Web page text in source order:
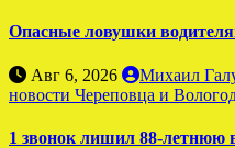
Опасные ловушки
Авг 6, 2026
Михаил
новости Череповца и
1 звонок лишил 88-летнюю